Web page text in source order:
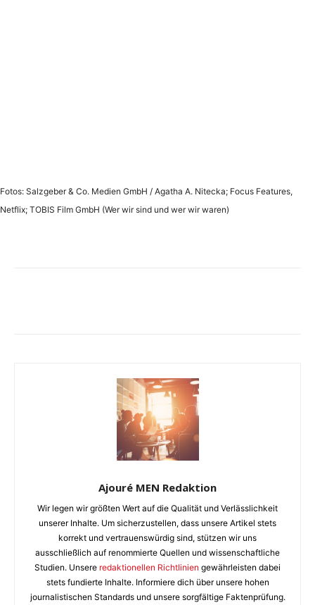
Fotos: Salzgeber & Co. Medien GmbH / Agatha A. Nitecka; Focus Features,
Netflix; TOBIS Film GmbH (Wer wir sind und wer wir waren)
Ajouré MEN Redaktion
Wir legen wir größten Wert auf die Qualität und Verlässlichkeit
unserer Inhalte. Um sicherzustellen, dass unsere Artikel stets
korrekt und vertrauenswürdig sind, stützen wir uns
ausschließlich auf renommierte Quellen und wissenschaftliche
Studien. Unsere redaktionellen Richtlinien gewährleisten dabei
stets fundierte Inhalte. Informiere dich über unsere hohen
journalistischen Standards und unsere sorgfältige Faktenprüfung.